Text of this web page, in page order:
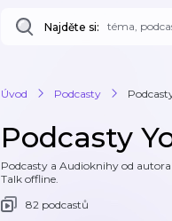
Najděte si:
Úvod Podcasty
Podcasty
Podcasty a Audioknihy od
Talk offline.
82 podcastů